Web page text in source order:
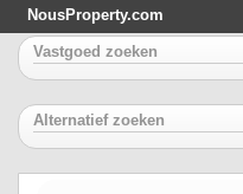
NousProperty.com
Vastgoed zoeken
Alternatief zoeken